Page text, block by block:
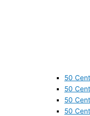
50
50
50
50